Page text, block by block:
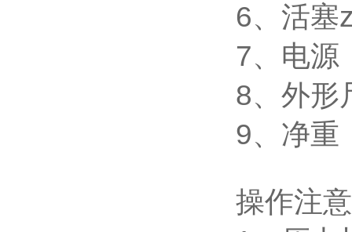
6、活塞
7、电
8、外形
9、净重
操作注